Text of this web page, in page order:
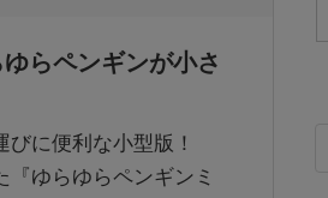
らペンギンが小さ
に便利な小型版！
『ゆらゆらペンギンミ